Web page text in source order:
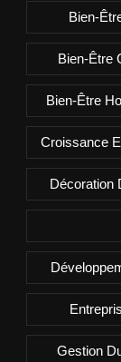
Bien-
Bien-Être
Bien-Être
Croissance
Décoration
Gestion